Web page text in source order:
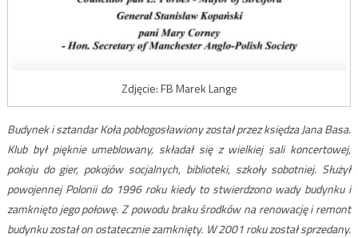
Zdjęcie: FB Marek Lange
Budynek i sztandar Koła pobłogosławiony został przez księdza Jana Basa.
Klub był pięknie umeblowany, składał się z wielkiej sali koncertowej,
pokoju do gier, pokojów socjalnych, biblioteki, szkoły sobotniej. Służył
powojennej Polonii do 1996 roku kiedy to stwierdzono wady budynku i
zamknięto jego połowę. Z powodu braku środków na renowację i remont
budynku został on ostatecznie zamknięty. W 2001 roku został sprzedany.